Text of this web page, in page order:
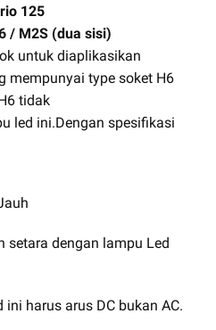
125
/ M2S (dua sisi)
untuk diaplikasikan
mempunyai type soket H6
tidak
led ini.Dengan spesifikasi
setara dengan lampu Led
harus arus DC bukan AC.